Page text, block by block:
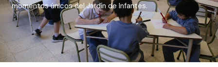
momentos únicos del Jardín de Infantes.